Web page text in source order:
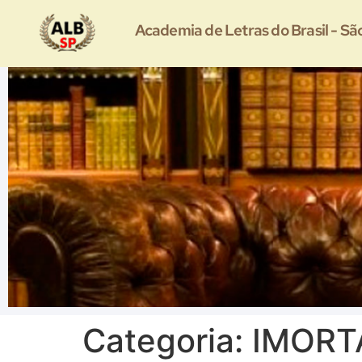
Academia de Letras do Brasil -
Categoria: